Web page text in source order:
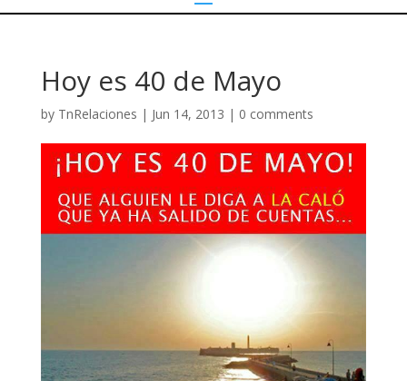
Hoy es 40 de Mayo
by TnRelaciones | Jun 14, 2013 | 0 comments